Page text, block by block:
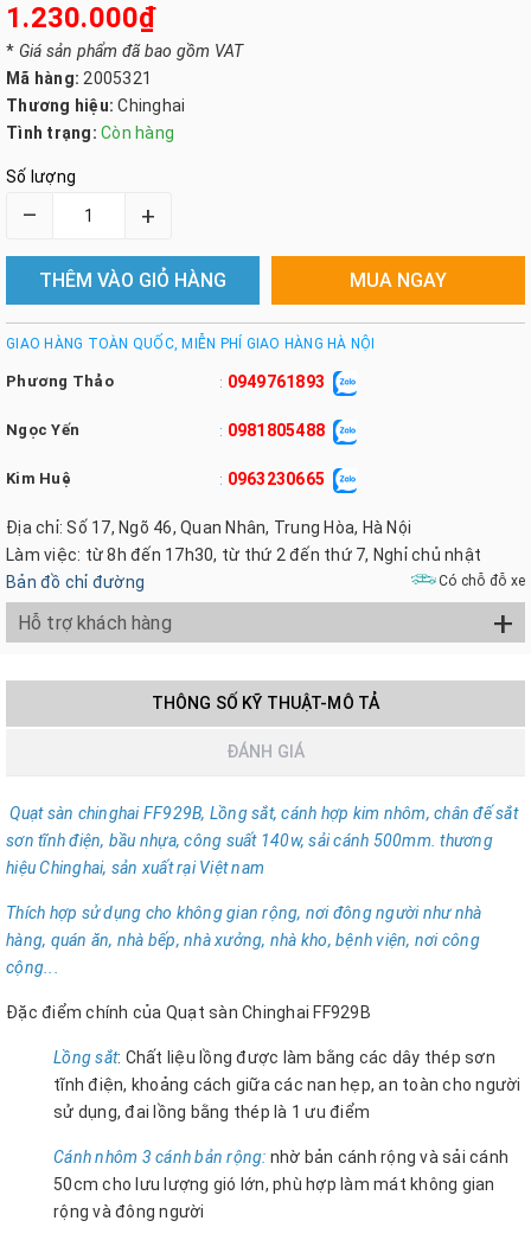
1.230.000₫
* Giá sản phẩm đã bao gồm VAT
Mã hàng: 2005321
Thương hiệu: Chinghai
Tình trạng: Còn hàng
Số lượng
– +
THÊM VÀO GIỎ HÀNG MUA NGAY
GIAO HÀNG TOÀN QUỐC, MIỄN PHÍ GIAO HÀNG HÀ NỘI
Phương Thảo : 0949761893
Ngọc Yến : 0981805488
Kim Huệ : 0963230665
Địa chỉ: Số 17, Ngõ 46, Quan Nhân, Trung Hòa, Hà Nội
Làm việc: từ 8h đến 17h30, từ thứ 2 đến thứ 7, Nghỉ chủ nhật
Bản đồ chỉ đường
Có chỗ đỗ xe
Hỗ trợ khách hàng +
THÔNG SỐ KỸ THUẬT-MÔ TẢ
ĐÁNH GIÁ
Quạt sàn chinghai FF929B, Lồng sắt, cánh hợp kim nhôm, chân đế sắt
sơn tĩnh điện, bầu nhựa, công suất 140w, sải cánh 500mm. thương
hiệu Chinghai, sản xuất rại Việt nam
Thích hợp sử dụng cho không gian rộng, nơi đông người như nhà
hàng, quán ăn, nhà bếp, nhà xưởng, nhà kho, bệnh viện, nơi công
cộng...
Đặc điểm chính của Quạt sàn Chinghai FF929B
Lồng sắt: Chất liệu lồng được làm bằng các dây thép sơn
tĩnh điện, khoảng cách giữa các nan hẹp, an toàn cho người
sử dụng, đai lồng bằng thép là 1 ưu điểm
Cánh nhôm 3 cánh bản rộng: nhờ bản cánh rộng và sải cánh
50cm cho lưu lượng gió lớn, phù hợp làm mát không gian
rộng và đông người